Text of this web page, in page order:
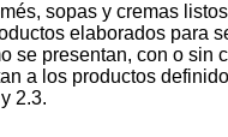
sopas y cremas
elaborados para
se presentan, con o sin
a los productos
2.3.